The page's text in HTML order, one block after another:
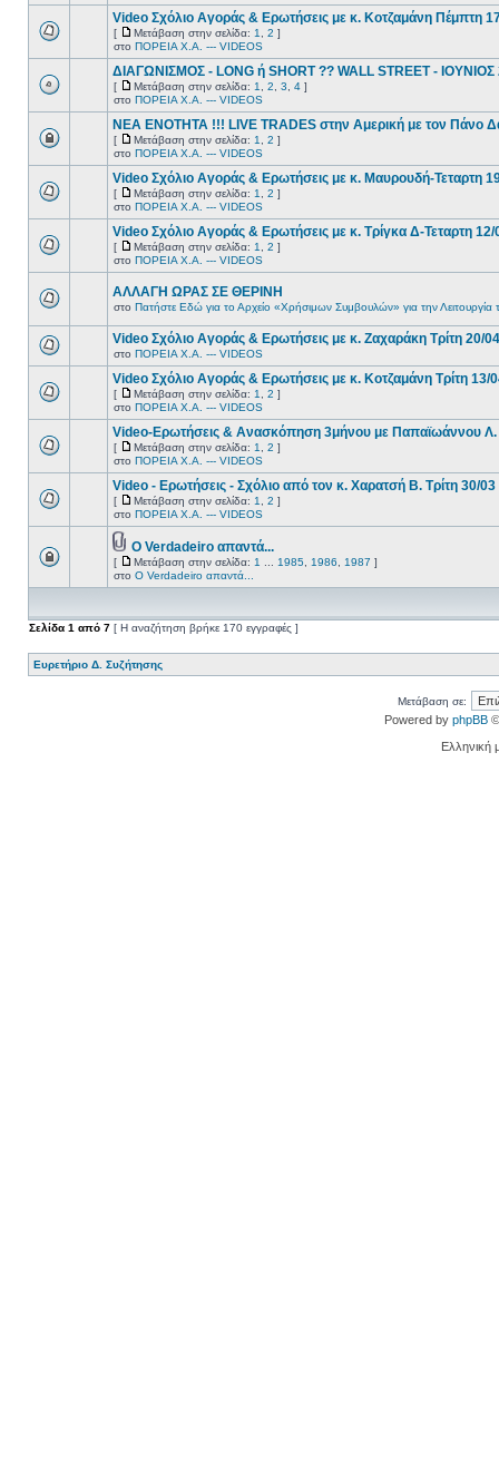
Video Σχόλιο Αγοράς & Ερωτήσεις με κ. Κοτζαμάνη Πέμπτη
[ Μετάβαση στην σελίδα: 1 2 ]
στο ΠΟΡΕΙΑ Χ.Α. --- VIDEOS
ΔΙΑΓΩΝΙΣΜΟΣ - LONG ή SHORT ?? WALL STREET - ΙΟΥΝΙΟΣ
[ Μετάβαση στην σελίδα: 1 2 3 4 ]
στο ΠΟΡΕΙΑ Χ.Α. --- VIDEOS
ΝΕΑ ΕΝΟΤΗΤΑ !!! LIVE TRADES στην Αμερική με τον Πάνο
[ Μετάβαση στην σελίδα: 1 2 ]
στο ΠΟΡΕΙΑ Χ.Α. --- VIDEOS
Video Σχόλιο Αγοράς & Ερωτήσεις με κ. Μαυρουδή-Τεταρτη
[ Μετάβαση στην σελίδα: 1 2 ]
στο ΠΟΡΕΙΑ Χ.Α. --- VIDEOS
Video Σχόλιο Αγοράς & Ερωτήσεις με κ. Τρίγκα Δ-Τεταρτη 12/
[ Μετάβαση στην σελίδα: 1 2 ]
στο ΠΟΡΕΙΑ Χ.Α. --- VIDEOS
ΑΛΛΑΓΗ ΩΡΑΣ ΣΕ ΘΕΡΙΝΗ
στο Πατήστε Εδώ για το Αρχείο «Χρήσιμων Συμβουλών» για την Λειτουργία
Video Σχόλιο Αγοράς & Ερωτήσεις με κ. Ζαχαράκη Τρίτη 20/04
στο ΠΟΡΕΙΑ Χ.Α. --- VIDEOS
Video Σχόλιο Αγοράς & Ερωτήσεις με κ. Κοτζαμάνη Τρίτη 13/
[ Μετάβαση στην σελίδα: 1 2 ]
στο ΠΟΡΕΙΑ Χ.Α. --- VIDEOS
Video-Ερωτήσεις & Ανασκόπηση 3μήνου με Παπαϊωάννου Λ.
[ Μετάβαση στην σελίδα: 1 2 ]
στο ΠΟΡΕΙΑ Χ.Α. --- VIDEOS
Video - Ερωτήσεις - Σχόλιο από τον κ. Χαρατσή Β. Τρίτη 30/03
[ Μετάβαση στην σελίδα: 1 2 ]
στο ΠΟΡΕΙΑ Χ.Α. --- VIDEOS
Ο Verdadeiro απαντά...
[ Μετάβαση στην σελίδα: 1 1985 1986 1987 ]
στο Ο Verdadeiro απαντά...
Σελίδα 1 από 7 [ Η αναζήτηση βρήκε 170 εγγραφές ]
Ευρετήριο Δ. Συζήτησης
Μετάβαση σε:
Powered by phpBB
Ελληνική